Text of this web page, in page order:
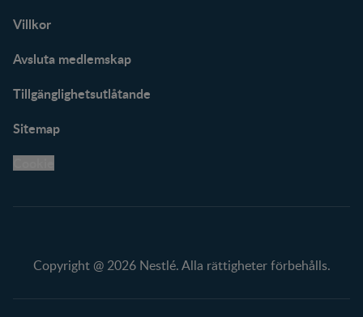
Villkor
Avsluta medlemskap
Tillgänglighetsutlåtande
Sitemap
Copyright @ 2026 Nestlé. Alla rättigheter förbehålls.